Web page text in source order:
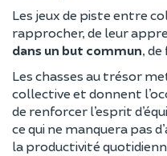
Les jeux de piste entre
rapprocher, de leur
dans un but commun, de
Les chasses au trésor
collective et donnent
de renforcer l’esprit
ce qui ne manquera pas
la productivité